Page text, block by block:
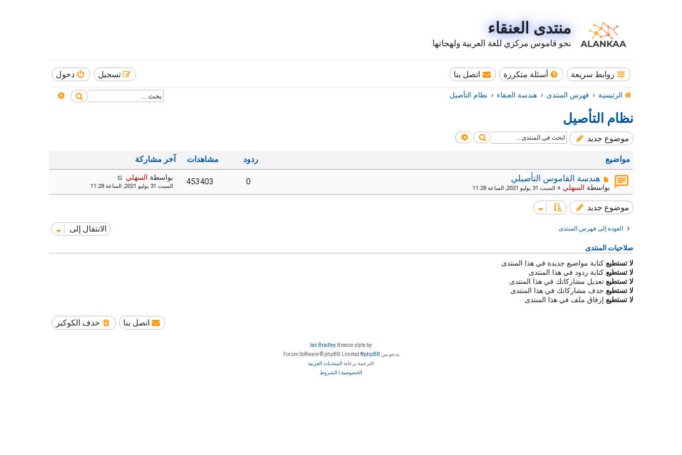
منتدى العنقاء
نحو قاموس مركزي للغة العربية ولهجاتها
روابط سريعة أسئلة متكررة اتصل بنا دخول تسجيل
الرئيسية فهرس المنتدى هندسة العنقاء نظام التأصيل بحث
نظام التأصيل
موضوع جديد بحث بحث متقدم
مواضيع ردود مشاهدات آخر مشاركة
هندسة القاموس التأصيلي
بواسطة السهلي » السبت 31 يوليو 2021, الساعة 11:28
0
453403 بواسطة السهلي
السبت 31 يوليو 2021, الساعة 11:28
موضوع جديد
العودة إلى فهرس المنتدى الانتقال إلى
صلاحيات المنتدى
لا تستطيع كتابة مواضيع جديدة في هذا المنتدى
لا تستطيع كتابة ردود في هذا المنتدى
لا تستطيع تعديل مشاركاتك في هذا المنتدى
لا تستطيع حذف مشاركاتك في هذا المنتدى
لا تستطيع إرفاق ملف في هذا المنتدى
حذف الكوكيز اتصل بنا
Breeze style by
Ian Bradley
بدعم من phpBB
® Forum Software © phpBB Limited
الترجمة برعاية المنتديات العربية
الخصوصية
الشروط